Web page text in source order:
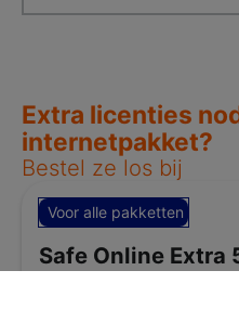
Extra licenties
internetpakket?
Bestel ze los bij
Voor alle pakketten
Safe Online Extra